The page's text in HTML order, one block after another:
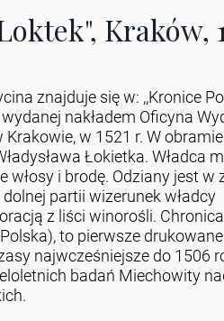
Kraków,
znajduje się w: ,,Kronice
nakładem Oficyna
w 1521 r. W
Łokietka. Władca
włosy i brodę. Odziany jest w
dolnej partii wizerunek władcy
z liści winorośli. Chronica
to pierwsze
najwcześniejsze do 1506
badań Miechowity